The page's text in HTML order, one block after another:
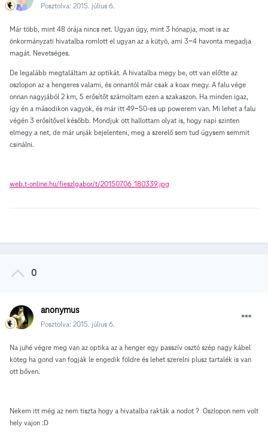
Posztolva: 2015. július 6.
Már több, mint 48 órája nincs net. Ugyan úgy, mint 3 hónapja, most is az
önkormányzati hivatalba romlott el ugyan az a kütyö, ami 3-4 havonta megadja
magát. Nevetséges.
De legalább megtaláltam az optikát. A hivatalba megy be, ott van előtte az
oszlopon az a hengeres valami, és onnantól már csak a koax megy. A falu vége
onnan nagyjából 2 km, 5 erősítőt számoltam ezen a szakaszon. Ha minden igaz,
így én a másodikon vagyok, és már itt 49-50-es up powerem van. Mi lehet a falu
végén 3 erősítővel később. Mondjuk ott hallottam olyat is, hogy napi szinten
elmegy a net, de már unják bejelenteni, meg a szerelő sem tud úgysem semmit
csinálni.
web.t-online.hu/fieszlgabor/t/20150706_180339.jpg
0
anonymus
Posztolva: 2015. július 6.
Na juhé végre meg van az optika az a henger egy passzív osztó szép nagy kábel
köteg ha gond van fogják le engedik földre és lehet szerelni plusz tartalék is van
ott bőven.
Nekem itt még az nem tiszta hogy a hivatalba rakták a nodot ? Oszlopon nem volt
hely vajon :D